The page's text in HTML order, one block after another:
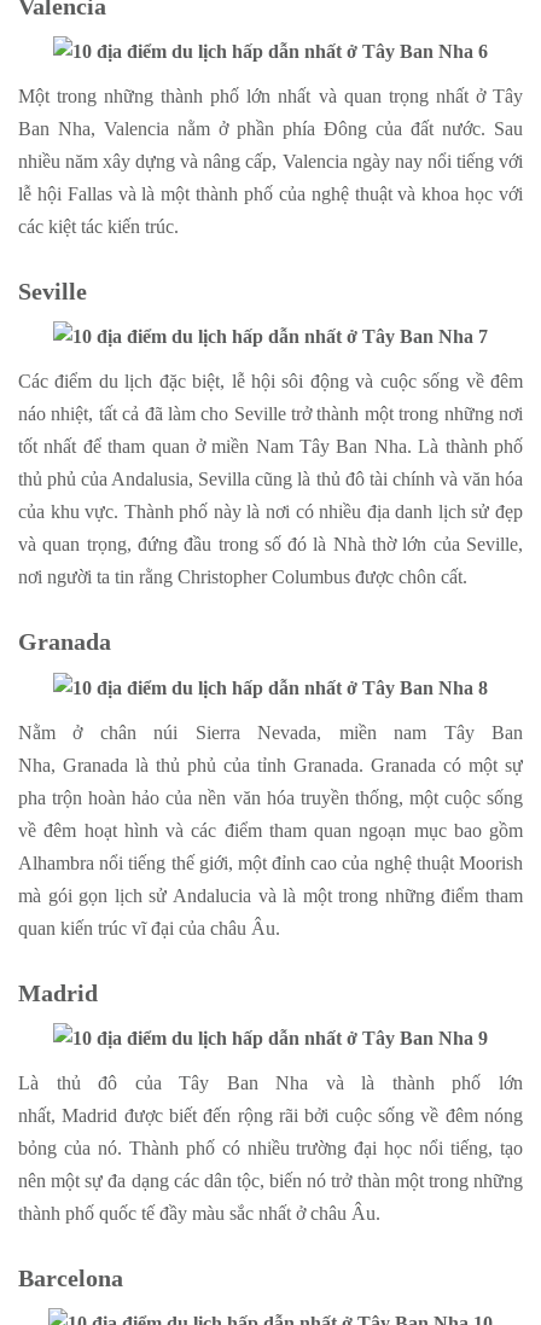
Valencia
Một trong những thành phố lớn nhất và quan trọng nhất ở Tây
Ban Nha, Valencia nằm ở phần phía Đông của đất nước. Sau
nhiều năm xây dựng và nâng cấp, Valencia ngày nay nổi tiếng với
lễ hội Fallas và là một thành phố của nghệ thuật và khoa học với
các kiệt tác kiến trúc.
Seville
Các điểm du lịch đặc biệt, lễ hội sôi động và cuộc sống về đêm
náo nhiệt, tất cả đã làm cho Seville trở thành một trong những nơi
tốt nhất để tham quan ở miền Nam Tây Ban Nha. Là thành phố
thủ phủ của Andalusia, Sevilla cũng là thủ đô tài chính và văn hóa
của khu vực. Thành phố này là nơi có nhiều địa danh lịch sử đẹp
và quan trọng, đứng đầu trong số đó là Nhà thờ lớn của Seville,
nơi người ta tin rằng Christopher Columbus được chôn cất.
Granada
Nằm ở chân núi Sierra Nevada, miền nam Tây Ban
Nha, Granada là thủ phủ của tỉnh Granada. Granada có một sự
pha trộn hoàn hảo của nền văn hóa truyền thống, một cuộc sống
về đêm hoạt hình và các điểm tham quan ngoạn mục bao gồm
Alhambra nổi tiếng thế giới, một đỉnh cao của nghệ thuật Moorish
mà gói gọn lịch sử Andalucia và là một trong những điểm tham
quan kiến trúc vĩ đại của châu Âu.
Madrid
Là thủ đô của Tây Ban Nha và là thành phố lớn
nhất, Madrid được biết đến rộng rãi bởi cuộc sống về đêm nóng
bỏng của nó. Thành phố có nhiều trường đại học nổi tiếng, tạo
nên một sự đa dạng các dân tộc, biến nó trở thàn một trong những
thành phố quốc tế đầy màu sắc nhất ở châu Âu.
Barcelona